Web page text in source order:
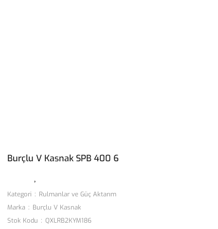
Burçlu V Kasnak SPB 400 6
Kategori
Rulmanlar ve Güç Aktarım
Marka
Burçlu V Kasnak
Stok Kodu
QXLRB2KYM186